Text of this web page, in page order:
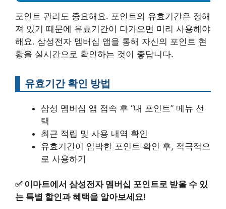
포인트 관리도 중요해요. 포인트의 유효기간은 정해
져 있기 때문에 유효기간이 다가오면 미리 사용해야
해요. 삼성전자 멤버십 앱을 통해 자신의 포인트 현
황을 실시간으로 확인하는 것이 좋답니다.
유효기간 확인 방법
삼성 멤버십 앱 접속 후 “내 포인트” 메뉴 선
택
최근 적립 및 사용 내역 확인
유효기간이 임박한 포인트 확인 후, 적극적으
로 사용하기
✅ 이마트에서 삼성전자 멤버십 포인트로 받을 수 있
는 특별 할인과 혜택을 알아보세요!